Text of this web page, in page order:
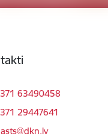
63490458
29447641
pasts: